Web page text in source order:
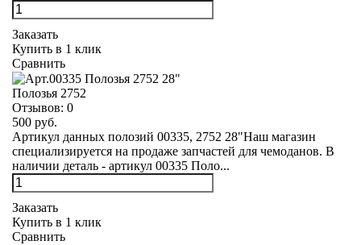
Заказать
Купить в 1 клик
Сравнить
Полозья 2752
Отзывов: 0
500 руб.
Артикул данных полозий 00335, 2752 28"Наш магазин
специализируется на продаже запчастей для чемоданов. В
наличии деталь - артикул 00335 Поло...
Заказать
Купить в 1 клик
Сравнить